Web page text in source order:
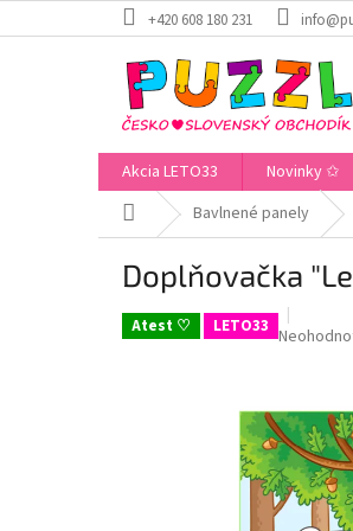
na
+420 608 180 231
Akcia LETO33 Novinky ✩
DomovBavlnené panely
Doplňovačka
Atest ♡ LETO33 Priemerné
0,0
z
5